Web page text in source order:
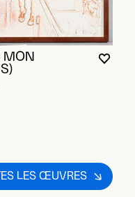
POUR AJOUTER
MON
LES ŒUVRES